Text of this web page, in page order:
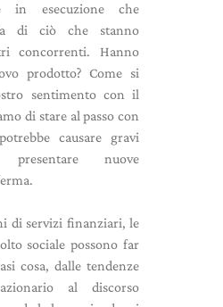
in esecuzione che
di ciò che stanno
concorrenti. Hanno
prodotto? Come si
sentimento con il
di stare al passo con
causare gravi
nuove
di servizi finanziari, le
sociale possono far
cosa, dalle tendenze
al discorso